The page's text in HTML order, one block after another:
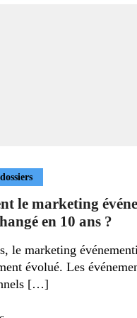
le marketing
en 10 ans ?
le marketing
évolué. Les